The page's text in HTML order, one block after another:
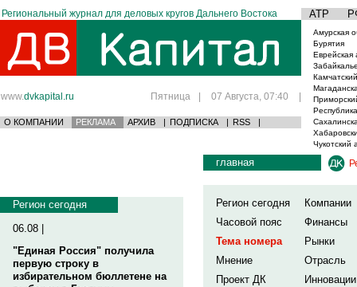
Региональный журнал для деловых кругов Дальнего Востока АТР
www.dvkapital.ru Пятница | 07 Августа, 07:40 |
О КОМПАНИИ РЕКЛАМА АРХИВ | ПОДПИСКА | RSS |
Амурская
Бурятия
Еврейская
Чукотский
Регион сегодня
06.08 |
"Единая Россия" получила
первую строку в
избирательном бюллетене на
главная
Регион сегодня
Компании
Часовой пояс
Финансы
Тема номера
Рынки
Мнение
Отрасль
Проект ДК
Инновации